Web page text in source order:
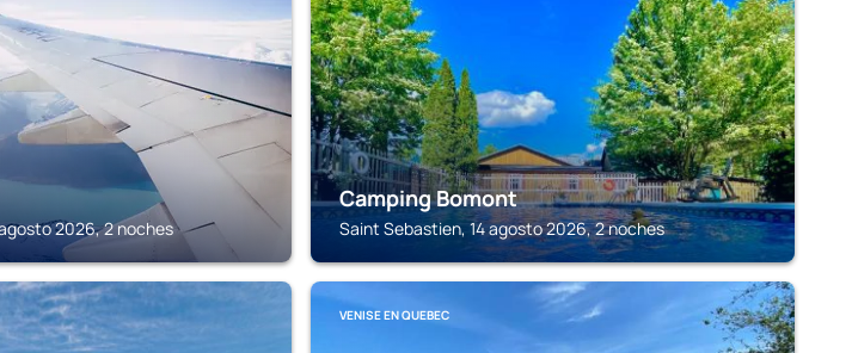
2026, 2 noches
Camping Bomont
Saint Sebastien, 14 agosto 2026, 2 noches
VENISE EN QUEBEC